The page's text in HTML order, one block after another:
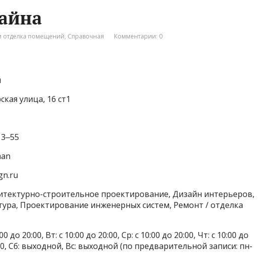
отделка помещений, Справочная Комментарии: 0
улица, 16 ст1
строительное проектирование, Дизайн интерьеров,
Проектирование инженерных систем, Ремонт / отделка
до 20:00, Вт: с 10:00 до 20:00, Ср: с 10:00 до 20:00, Чт: с 10:00 до
Сб: выходной, Вс: выходной (по предварительной записи: пн-